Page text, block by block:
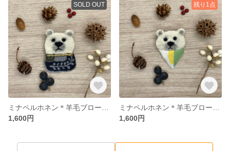
SOLD OUT
1,600円
残り1点
1,600円